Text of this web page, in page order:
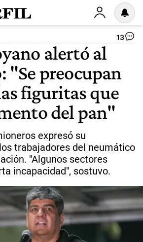
13
alertó al
"Se preocupan
figuritas que
del pan"
expresó su
trabajadores del neumático
"Algunos sectores
incapacidad", sostuvo.